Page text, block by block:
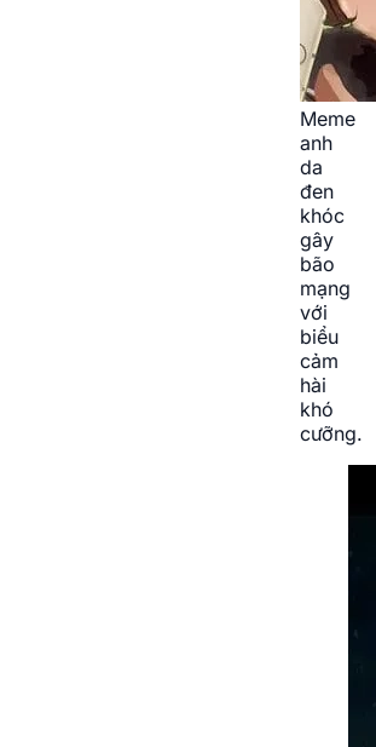
Meme
anh
da
đen
khóc
gây
bão
mạng
với
biểu
cảm
hài
khó
cưỡng.